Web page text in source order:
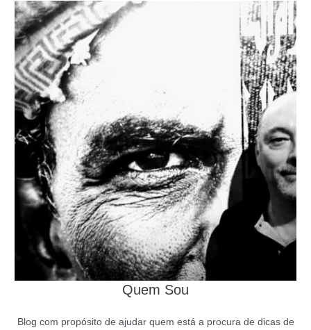
em
Pomerode
–
SC
Quem Sou
Blog com propósito de ajudar quem está a procura de dicas de